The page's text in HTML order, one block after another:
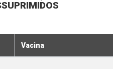
Vacina